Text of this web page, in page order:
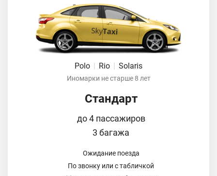
Polo | Rio | Solaris
Иномарки не старше 8 лет
Стандарт
до 4 пассажиров
3 багажа
Ожидание поезда
По звонку или с табличкой